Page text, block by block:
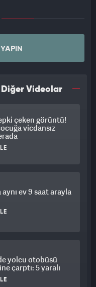
Türkiye ve
eşgüdümlü hareket
Romanya, Karadeniz’de
çok ufak bazı
Bu operasyon
artıracak.” ifadelerini
Ukraynalı güçlerin
Diğer Videolar
çeken görüntü!
vicdansız
aynı ev 9 saat arayla
yolcu otobüsü
çarptı: 5 yaralı